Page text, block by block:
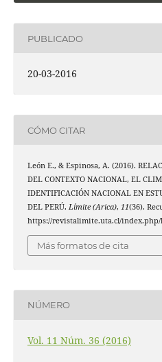
PUBLICADO
20-03-2016
CÓMO CITAR
León E., & Espinosa, A. (2016).
DEL CONTEXTO NACIONAL, EL
IDENTIFICACIÓN NACIONAL EN
DEL PERÚ. Límite (Arica), 11(36).
https://revistalimite.uta.cl/
Más formatos de cita
NÚMERO
Vol. 11 Núm. 36 (2016)